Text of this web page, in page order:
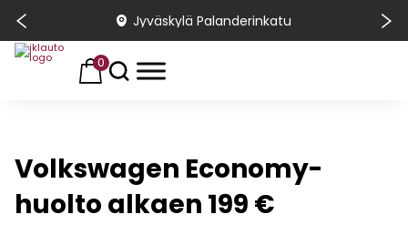
Jyväskylä Palanderinkatu
0
Volkswagen Economy-
huolto alkaen 199 €